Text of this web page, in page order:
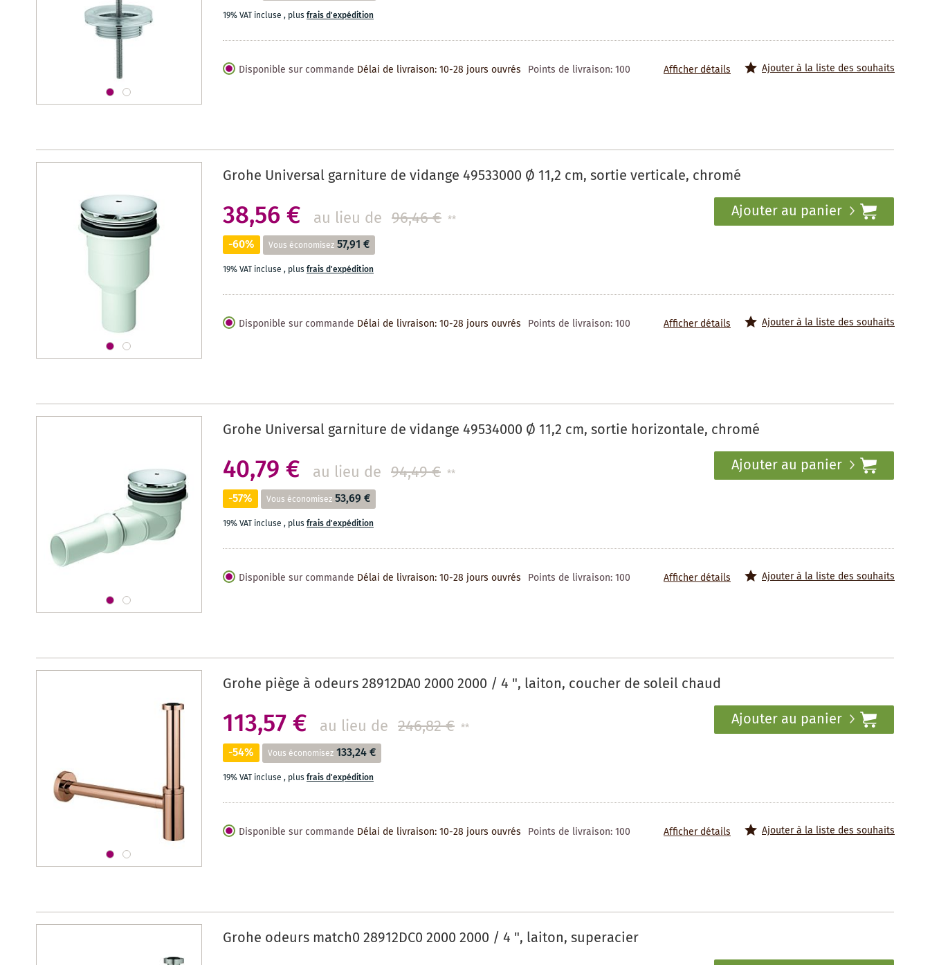
19% VAT incluse , plusfrais d'expédition
Disponible sur commande Délai de livraison: 10-28 jours ouvrés Points de livraison:100 Ajouter à la liste des souhaits
Afficher détails
Grohe Universal garniture de vidange 49533000 Ø 11,2 cm, sortie verticale, chromé
38,56 € au lieu de 96,46 € **
-60% Vous économisez 57,91 €
19% VAT incluse , plusfrais d'expédition
Ajouter au panier
Disponible sur commande Délai de livraison: 10-28 jours ouvrés Points de livraison:100 Ajouter à la liste des souhaits
Afficher détails
Grohe Universal garniture de vidange 49534000 Ø 11,2 cm, sortie horizontale, chromé
40,79 € au lieu de 94,49 € **
-57% Vous économisez 53,69 €
19% VAT incluse , plusfrais d'expédition
Ajouter au panier
Disponible sur commande Délai de livraison: 10-28 jours ouvrés Points de livraison:100 Ajouter à la liste des souhaits
Afficher détails
Grohe piège à odeurs 28912DA0 2000 2000 / 4 ", laiton, coucher de soleil chaud
113,57 € au lieu de 246,82 € **
-54% Vous économisez 133,24 €
19% VAT incluse , plusfrais d'expédition
Ajouter au panier
Disponible sur commande Délai de livraison: 10-28 jours ouvrés Points de livraison:100 Ajouter à la liste des souhaits
Afficher détails
Grohe odeurs match0 28912DC0 2000 2000 / 4 ", laiton, superacier